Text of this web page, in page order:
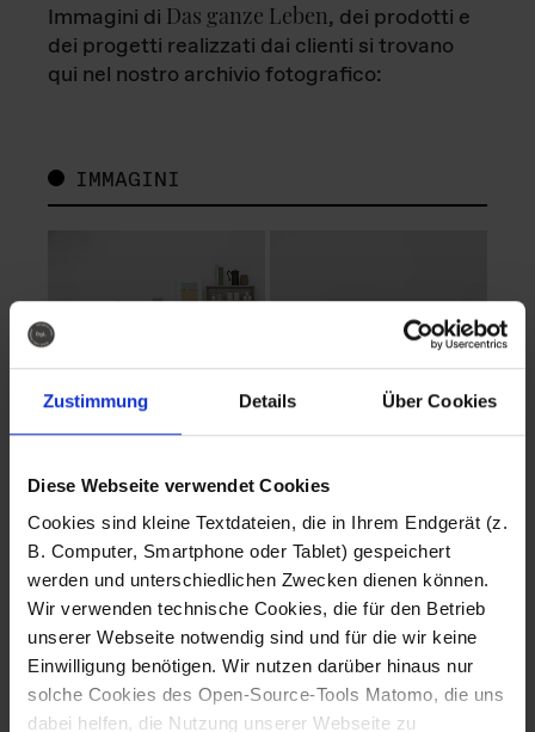
Zustimmung Details Über Cookies
Diese Webseite verwendet Cookies
Cookies sind kleine Textdateien, die in Ihrem Endgerät (z.
B. Computer, Smartphone oder Tablet) gespeichert
werden und unterschiedlichen Zwecken dienen können.
Wir verwenden technische Cookies, die für den Betrieb
unserer Webseite notwendig sind und für die wir keine
Einwilligung benötigen. Wir nutzen darüber hinaus nur
solche Cookies des Open-Source-Tools Matomo, die uns
dabei helfen, die Nutzung unserer Webseite zu
Immagini di Das ganze Leben, dei prodotti e
dei progetti realizzati dai clienti si trovano
qui nel nostro archivio fotografico:
IMMAGINI
Fotografo: Lorenz
Sternbach
Download
Fotografo: Lorenz
Sternbach
Download